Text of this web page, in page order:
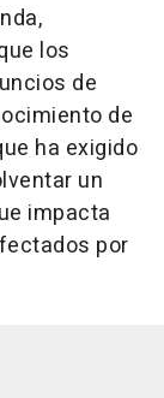
los
de
de
ha exigido
un
impacta
por